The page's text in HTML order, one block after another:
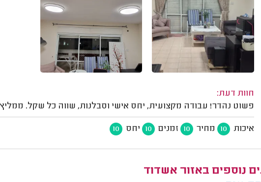
חוות דעת:
פשוט נהדר! עבודה מקצועית, יחס אישי וסבלנות, שווה כל שקל. ממליץ, הוא מספר 1 בתחום,
איכות 10 מחיר 10 זמנים 10 יחס 10
נוספים באזור אשדוד